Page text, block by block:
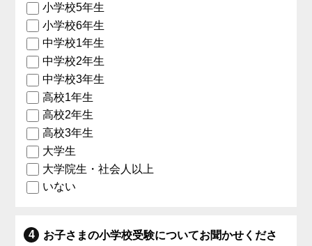
小学校5年生
小学校6年生
中学校1年生
中学校2年生
中学校3年生
高校1年生
高校2年生
高校3年生
大学生
大学院生・社会人以上
いない
お子さまの小学校受験についてお聞かせくださ